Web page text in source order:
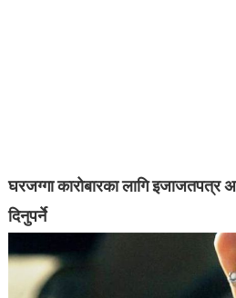
घरजग्गा कारोबारका लागि इजाजतपत्र
दिनुपर्ने